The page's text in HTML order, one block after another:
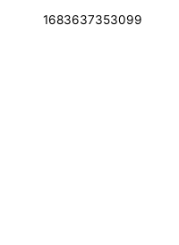
1683637353099